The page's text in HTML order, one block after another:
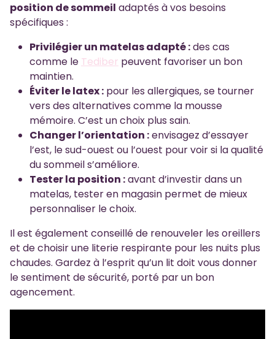
position de sommeil adaptés à vos besoins
spécifiques :
Privilégier un matelas adapté :des cas
comme le Tediber peuvent favoriser un bon
maintien.
Éviter le latex : pour les allergiques, se tourner
vers des alternatives comme la mousse
mémoire. C’est un choix plus sain.
Changer l’orientation :envisagez d’essayer
l’est, le sud-ouest ou l’ouest pour voir si la qualité
du sommeil s’améliore.
Tester la position :avant d’investir dans un
matelas, tester en magasin permet de mieux
personnaliser le choix.
Il est également conseillé de renouveler les oreillers
et de choisir une literie respirante pour les nuits plus
chaudes. Gardez à l’esprit qu’un lit doit vous donner
le sentiment de sécurité, porté par un bon
agencement.